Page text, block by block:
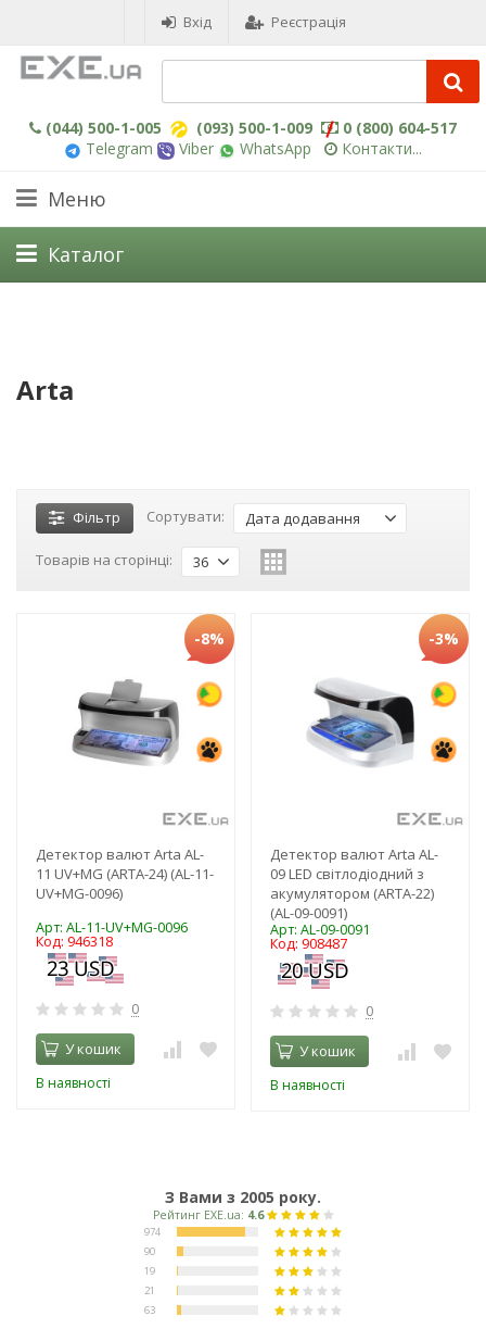
Вхід Реєстрація
(044) 500-1-005 (093) 500-1-009
0 (800) 604-517
Telegram
Viber WhatsApp Контакти...
Меню
Каталог
Arta
Фільтр Сортувати: Дата додавання
Товарів на сторінці: 36
-8%
Детектор валют Arta AL-
11 UV+MG (ARTA-24) (AL-11-
UV+MG-0096)
Арт: AL-11-UV+MG-0096
Код: 946318
0
У кошик
В наявності
-3%
Детектор валют Arta AL-
09 LED світлодіодний з
акумулятором (ARTA-22)
(AL-09-0091)
Арт: AL-09-0091
Код: 908487
0
У кошик
В наявності
З Вами з 2005 року.